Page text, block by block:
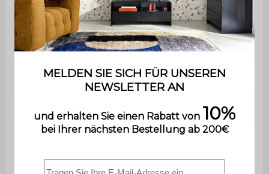
Montage
geliefert und wird von Ihnen
selbst zusammengebaut. Eine
Bedienungsanleitung wird
mitgeliefert.
2x Sessel B 57 x T 59 x H 84,5 cm
Sitzkissen B 40 x T 42 cm